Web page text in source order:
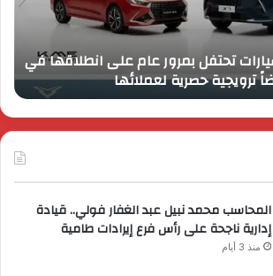
تحتفل بمرور عام على انطلاقها في
حصرية لعملائها
المحاسب محمد نبيل عبد الغفار فولي.. قيادة
إدارية ناجحة على رأس فرع إيرادات طامية
منذ 3 أيام